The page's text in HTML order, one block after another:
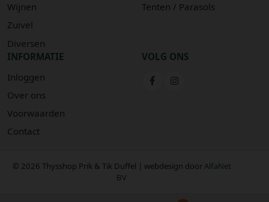
Wijnen
Zuivel
Diversen
Tenten / Parasols
INFORMATIE
Inloggen
Over ons
Voorwaarden
Contact
VOLG ONS
© 2026 Thysshop Prik & Tik Duffel | webdesign doorAlfaNet
BV